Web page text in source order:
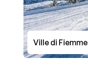
Ville di Fiemme